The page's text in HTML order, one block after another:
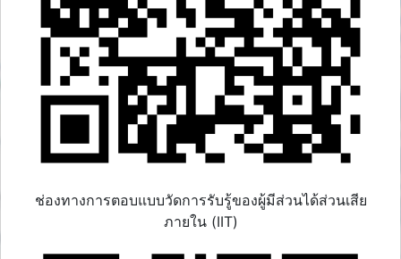
ช่องทางการตอบแบบวัดการรับรู้ของผู้มีส่วนได้ส่วนเสีย
ภายใน (IIT)